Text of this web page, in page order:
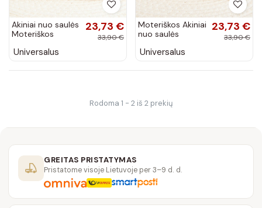
Akiniai nuo saulės
Moteriškos
spalvos
23,73 €
33,90 €
Universalus
Moteriškos Akiniai
nuo saulės
spalvos
23,73 €
33,90 €
Universalus
Rodoma 1 - 2 iš 2 prekių
GREITAS PRISTATYMAS
Pristatome visoje Lietuvoje per 3–9 d. d.